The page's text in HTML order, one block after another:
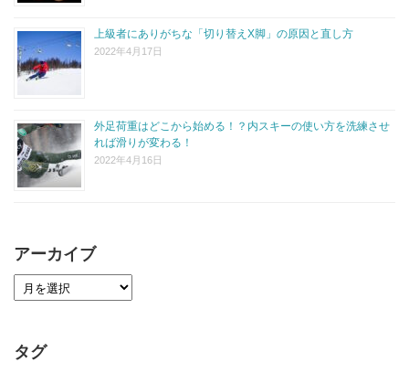
上級者にありがちな「切り替えX脚」の原因と直し方
2022年4月17日
外足荷重はどこから始める！？内スキーの使い方を洗練させ
れば滑りが変わる！
2022年4月16日
アーカイブ
タグ